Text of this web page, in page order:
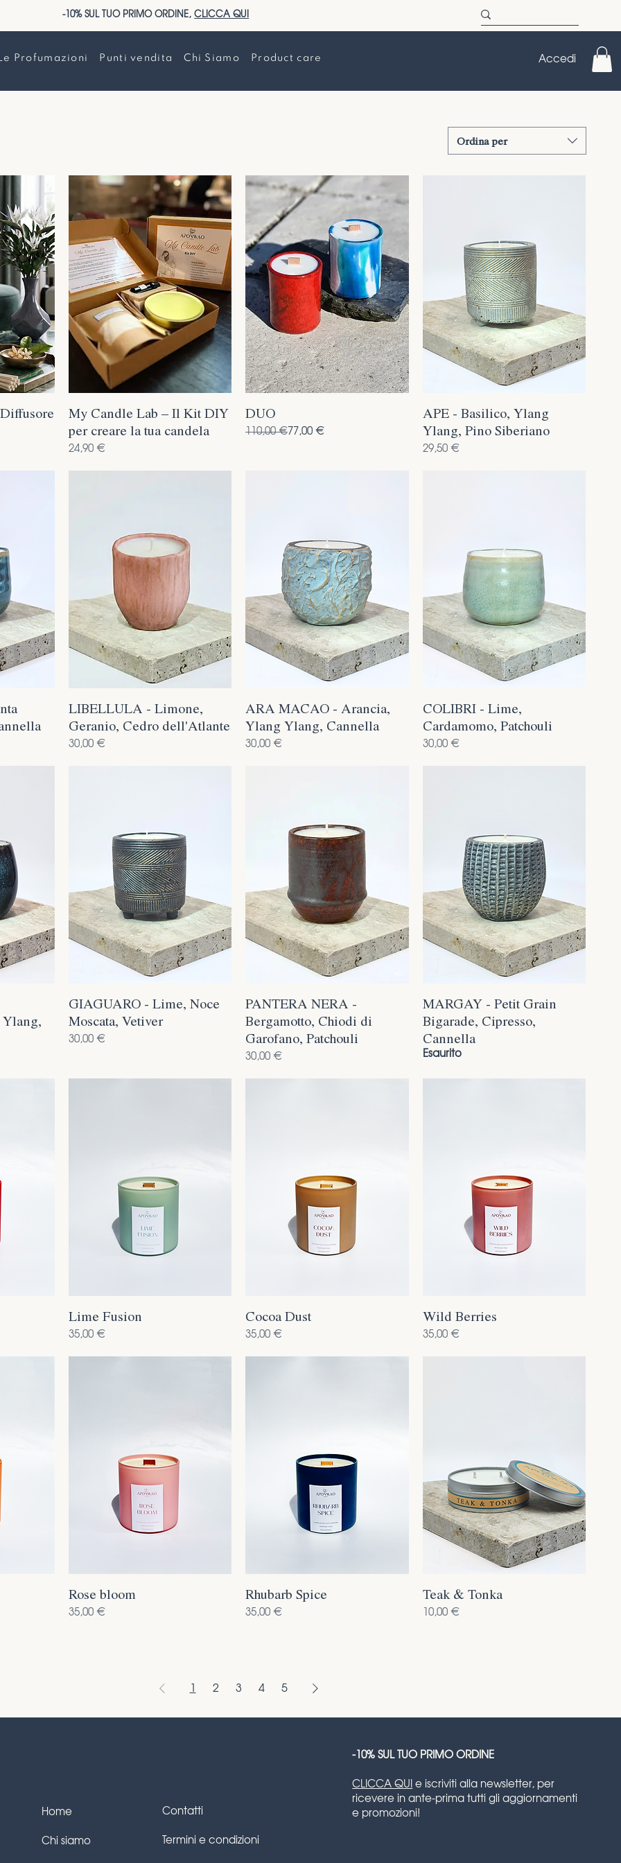
-10% SUL TUO PRIMO ORDINE,CLICCA QUI
Profumazioni Punti vendita Chi Siamo Product care Accedi
Ordina per
My Candle Lab – Il Kit DIY
per creare la tua candela
Prezzo
24,90 €
DUO
Prezzo regolare
110,00 €
Prezzo scontato
77,00 €
APE - Basilico, Ylang
Ylang, Pino Siberiano
Prezzo
29,50 €
LIBELLULA - Limone,
Geranio, Cedro dell'Atlante
Prezzo
30,00 €
ARA MACAO - Arancia,
Ylang Ylang, Cannella
Prezzo
30,00 €
COLIBRI - Lime,
Cardamomo, Patchouli
Prezzo
30,00 €
GIAGUARO - Lime, Noce
Moscata, Vetiver
Prezzo
30,00 €
PANTERA NERA -
Bergamotto, Chiodi di
Garofano, Patchouli
Prezzo
30,00 €
MARGAY - Petit Grain
Bigarade, Cipresso,
Cannella
Esaurito
Lime Fusion
Prezzo
35,00 €
Cocoa Dust
Prezzo
35,00 €
Wild Berries
Prezzo
35,00 €
Rose bloom
Prezzo
35,00 €
Rhubarb Spice
Prezzo
35,00 €
Teak & Tonka
Prezzo
10,00 €
2 3 4 5
Home
Chi siamo
Contatti
Termini e condizioni
-10% SUL TUO PRIMO ORDINE
CLICCA QUI e iscriviti alla newsletter, per
ricevere in ante-prima tutti gli aggiornamenti
e promozioni!